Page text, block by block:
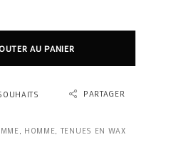
AU PANIER
PARTAGER
HOMME TENUES EN WAX